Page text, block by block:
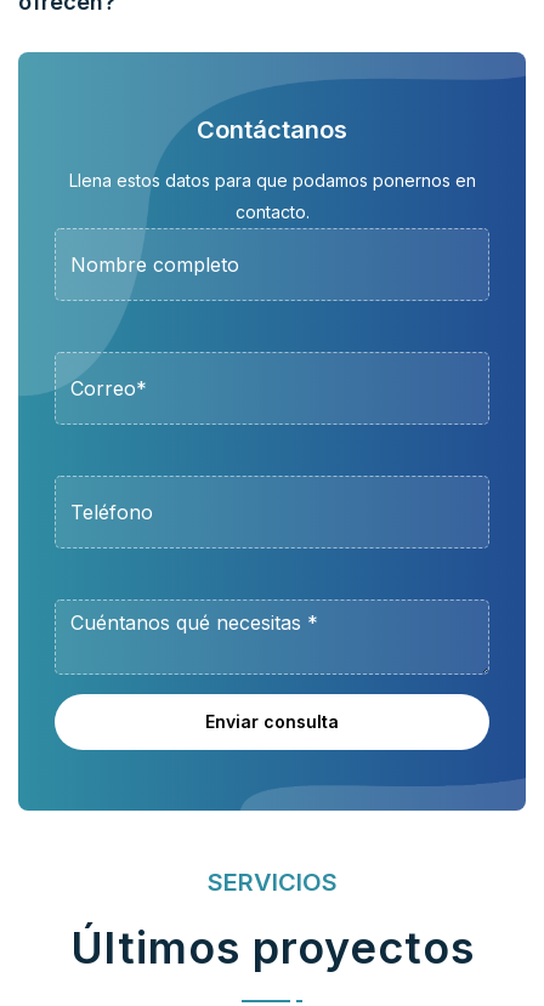
Contáctanos
Llena estos datos para que podamos ponernos en
contacto.
Enviar consulta
SERVICIOS
Últimos proyectos